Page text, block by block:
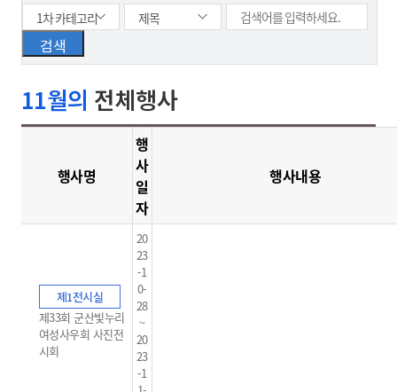
11월의 전체행사
행사명
행
사
일
자
행사내용
제1전시실
제33회 군산빛누리
여성사우회 사진전
시회
20
23
-1
0-
28
~
20
23
-1